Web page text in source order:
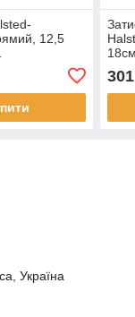
12,5
301
Україна